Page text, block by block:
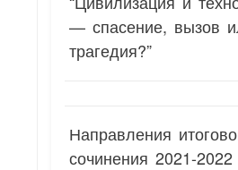
— спасение, вызов
трагедия?”
Направления
сочинения 2021-2022